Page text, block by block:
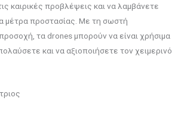
καιρικές προβλέψεις και να λαμβάνετε
μέτρα προστασίας. Με τη σωστή
τα drones μπορούν να είναι χρήσιμα
και να αξιοποιήσετε τον χειμερινό